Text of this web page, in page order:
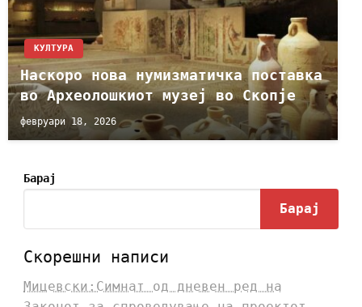
КУЛТУРА
Наскоро нова нумизматичка поставка
во Археолошкиот музеј во Скопје
февруари 18, 2026
Барај
Барај
Скорешни написи
Мицевски:Симнат од дневен ред на